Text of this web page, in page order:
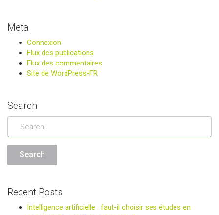
Meta
Connexion
Flux des publications
Flux des commentaires
Site de WordPress-FR
Search
Recent Posts
Intelligence artificielle : faut-il choisir ses études en